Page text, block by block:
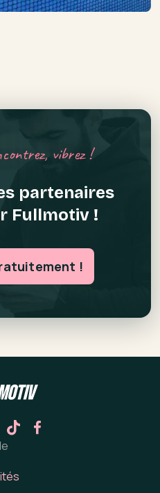
vibrez !
partenaires
Fullmotiv !
!